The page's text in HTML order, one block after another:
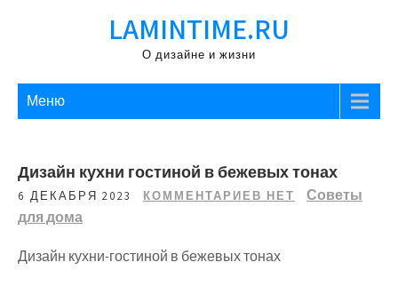
LAMINTIME.RU
О дизайне и жизни
Меню
Дизайн кухни гостиной в бежевых тонах
6 ДЕКАБРЯ 2023 КОММЕНТАРИЕВ НЕТ
Советы
для дома
Дизайн кухни-гостиной в бежевых тонах